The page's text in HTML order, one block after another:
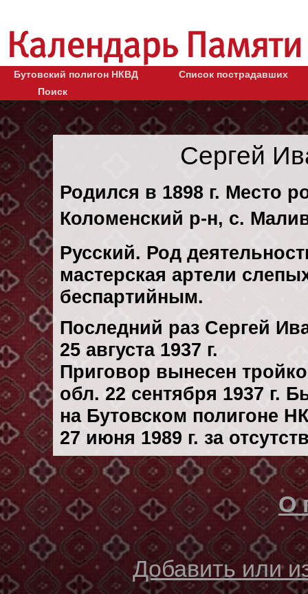
Бутовский полигон НКВД
Список пострадавших
Поиск
Сергей
Родился в 1898 г. Место
Коломенский р-н, с.
Русский. Род
мастерская артели
беспартийным.
Последний раз Сергей
25 августа 1937 г.
Приговор вынесен
обл. 22 сентября 1937 г.
на Бутовском полигоне
27 июня 1989 г. за
О
Добавить или